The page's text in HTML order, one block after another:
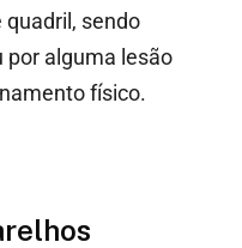
sendo
por alguma lesão
físico.